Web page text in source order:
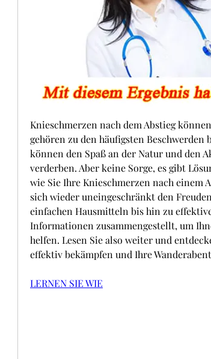
Knieschmerzen nach dem Abstieg
gehören zu den häufigsten Beschwerden
können den Spaß an der Natur und den
verderben. Aber keine Sorge, es gibt
wie Sie Ihre Knieschmerzen nach einem
sich wieder uneingeschränkt den
einfachen Hausmitteln bis hin zu
Informationen zusammengestellt, um
helfen. Lesen Sie also weiter und
effektiv bekämpfen und Ihre
LERNEN SIE WIE